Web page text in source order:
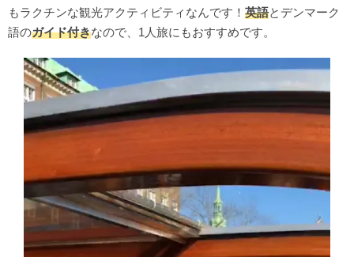
もラクチンな観光アクティビティなんです！ 英語とデンマーク
語のガイド付きなので、1人旅にもおすすめです。